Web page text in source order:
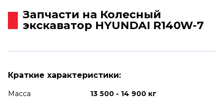
ДОСТАВКА
Запчасти на Колесный
экскаватор HYUNDAI R140W-7
Краткие характеристики:
Масса
13 500 - 14 900 кг